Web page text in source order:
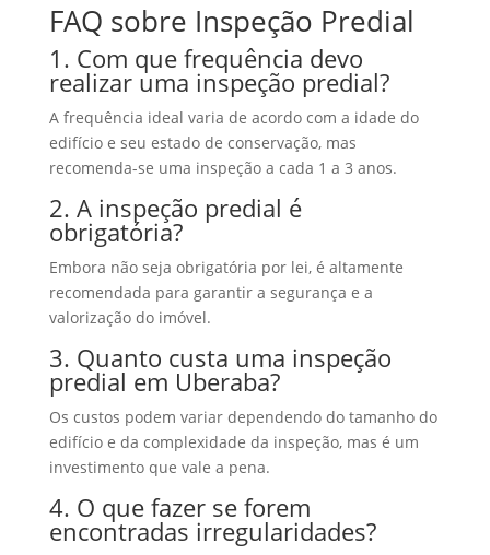
FAQ sobre Inspeção Predial
1. Com que frequência devo
realizar uma inspeção predial?
A frequência ideal varia de acordo com a idade do
edifício e seu estado de conservação, mas
recomenda-se uma inspeção a cada 1 a 3 anos.
2. A inspeção predial é
obrigatória?
Embora não seja obrigatória por lei, é altamente
recomendada para garantir a segurança e a
valorização do imóvel.
3. Quanto custa uma inspeção
predial em Uberaba?
Os custos podem variar dependendo do tamanho do
edifício e da complexidade da inspeção, mas é um
investimento que vale a pena.
4. O que fazer se forem
encontradas irregularidades?